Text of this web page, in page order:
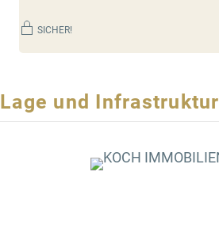
SICHER!
Lage und Infrastruktur